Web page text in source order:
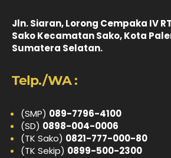
Jln. Siaran, Lorong Cempaka IV
Sako Kecamatan Sako, Kota
Sumatera Selatan.
Telp./WA :
(SMP) 089-7796-4100
(SD) 0898-004-0006
(TK Sako) 0821-777-000-80
(TK Sekip) 0899-500-2300